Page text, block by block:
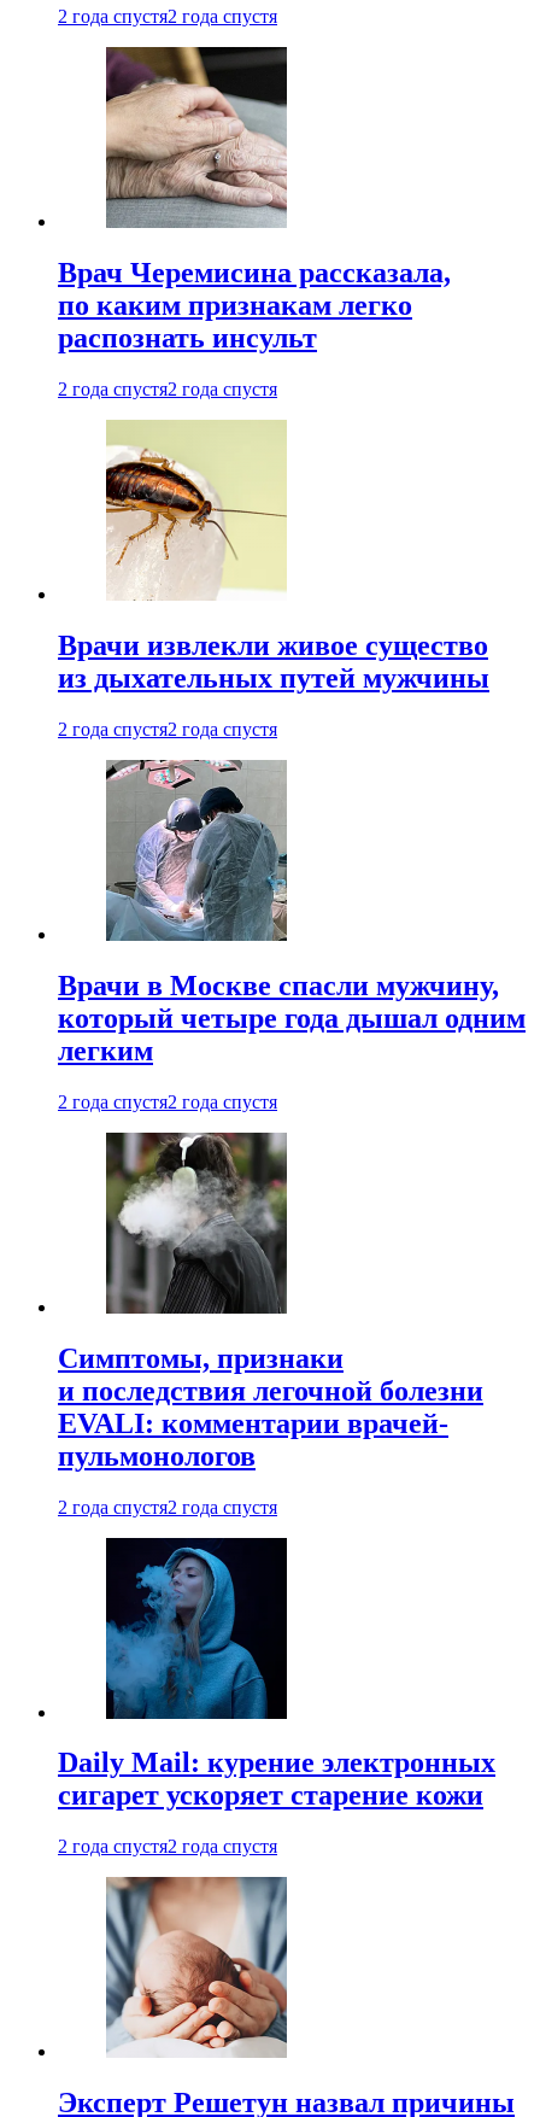
2 года спустя2 года спустя
Врач Черемисина рассказала,
по каким признакам легко
распознать инсульт
2 года спустя2 года спустя
Врачи извлекли живое существо
из дыхательных путей мужчины
2 года спустя2 года спустя
Врачи в Москве спасли мужчину,
который четыре года дышал одним
легким
2 года спустя2 года спустя
Симптомы, признаки
и последствия легочной болезни
EVALI: комментарии врачей-
пульмонологов
2 года спустя2 года спустя
Daily Mail: курение электронных
сигарет ускоряет старение кожи
2 года спустя2 года спустя
Эксперт Решетун назвал причины